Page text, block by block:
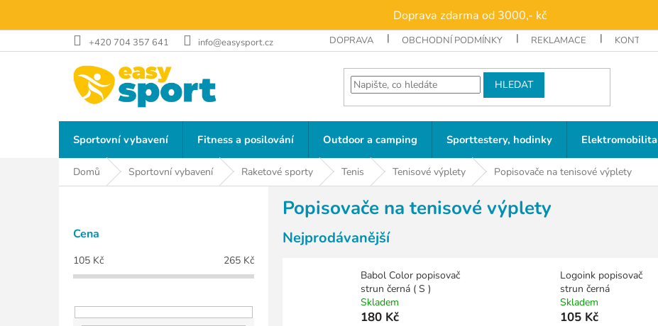
obsah
Doprava zdarma od 3000,- kč
+420 704 357 641 info@easysport.cz DOPRAVA OBCHODNÍ PODMÍNKY REKLAMACE KONTAKTY
HLEDAT
Sportovní vybavení Fitness a posilování Outdoor a camping Sporttestery, hodinky Elektromobilita
Domů Sportovní vybavení Raketové sporty Tenis Tenisové výplety Popisovače na tenisové výplety
P
Cena
105 Kč 265 Kč
Popisovače na tenisové výplety
Nejprodávanější
Babol Color popisovač
strun černá ( S )
Skladem
180 Kč
Logoink popisovač
strun černá
Skladem
105 Kč